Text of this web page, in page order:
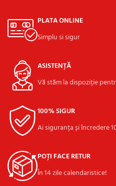
PLATA ONLINE
Simplu si sigur
ASISTENȚĂ
Vă stăm la dispoziție
100% SIGUR
Ai siguranța și încredere
POȚI FACE RETUR
În 14 zile calendaristice!